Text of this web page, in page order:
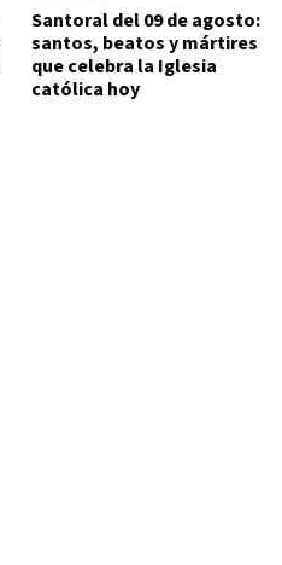
Santoral del 09 de agosto:
santos, beatos y mártires
que celebra la Iglesia
católica hoy